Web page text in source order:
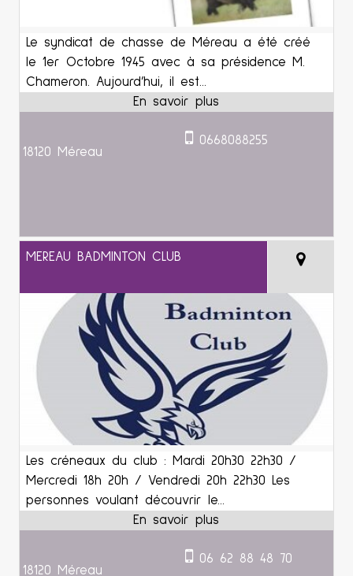
Le syndicat de chasse de Méreau a été créé
le 1er Octobre 1945 avec à sa présidence M.
Chameron. Aujourd’hui, il est...
18120 Méreau
0668088255
MEREAU BADMINTON CLUB
Les créneaux du club : Mardi 20h30 22h30 /
Mercredi 18h 20h / Vendredi 20h 22h30 Les
personnes voulant découvrir le...
18120 Méreau
06 62 88 48 70